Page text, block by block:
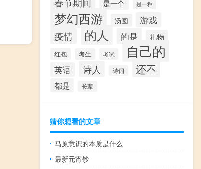
是一个 是一种
梦幻西游 汤圆 游戏
疫情 的人 的是 礼物
红包 考生 考试 自己的
英语 诗人 诗词 还不
都是 长辈
猜你想看的文章
马原意识的本质是什么
最新元宵钞